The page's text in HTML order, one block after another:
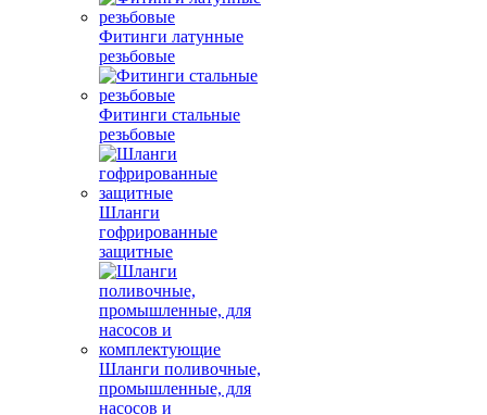
Фитинги латунные
резьбовые
Фитинги стальные
резьбовые
Шланги
гофрированные
защитные
Шланги поливочные,
промышленные, для
насосов и